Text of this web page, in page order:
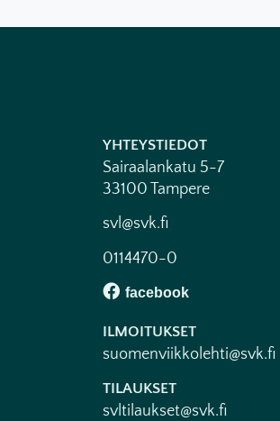
YHTEYSTIEDOT
Sairaalankatu 5-7
33100 Tampere
svl@svk.fi
0114470-0
ILMOITUKSET
suomenviikkolehti@svk.fi
TILAUKSET
svltilaukset@svk.fi